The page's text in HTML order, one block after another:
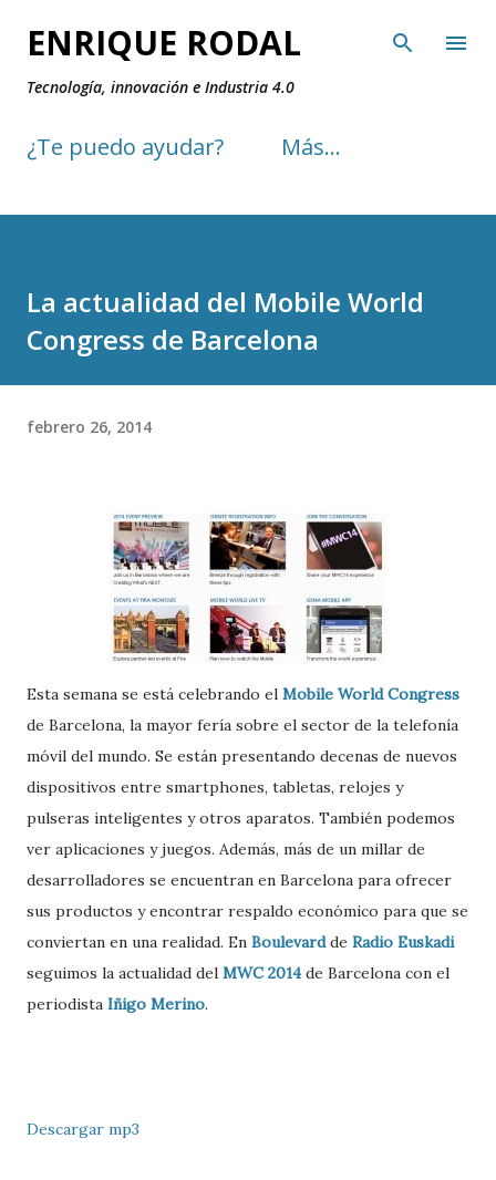
Ir al contenido principal
ENRIQUE RODAL
Tecnología, innovación e Industria 4.0
¿Te puedo ayudar? Más…
La actualidad del Mobile World
Congress de Barcelona
febrero 26, 2014
Esta semana se está celebrando el Mobile World Congress
de Barcelona, la mayor fería sobre el sector de la telefonía
móvil del mundo. Se están presentando decenas de nuevos
dispositivos entre smartphones, tabletas, relojes y
pulseras inteligentes y otros aparatos. También podemos
ver aplicaciones y juegos. Además, más de un millar de
desarrolladores se encuentran en Barcelona para ofrecer
sus productos y encontrar respaldo económico para que se
conviertan en una realidad. En Boulevardde Radio Euskadi
seguimos la actualidad del MWC 2014 de Barcelona con el
periodista Iñigo Merino.
Descargar mp3